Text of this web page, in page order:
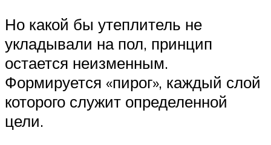
Но какой бы утеплитель не
укладывали на пол, принцип
остается неизменным.
Формируется «пирог», каждый слой
которого служит определенной
цели.